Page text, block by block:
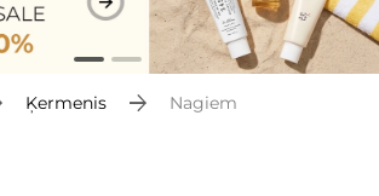
Ķermenis Nagiem